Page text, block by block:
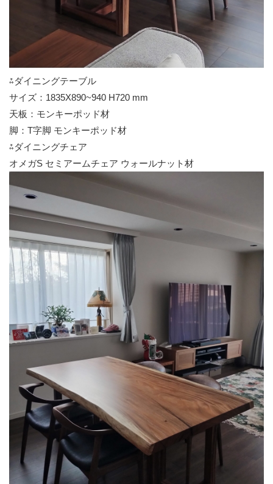
⁂ダイニングテーブル
サイズ：1835X890~940 H720 mm
天板：モンキーポッド材
脚：T字脚 モンキーポッド材
⁂ダイニングチェア
オメガS セミアームチェア ウォールナット材